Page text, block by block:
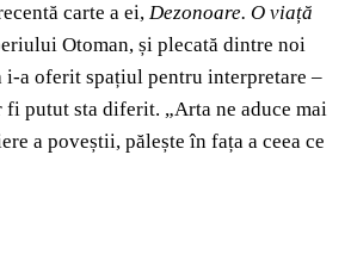
carte a ei, Dezonoare. O viață
Otoman, și plecată dintre noi
i-a oferit spațiul pentru interpretare –
putut sta diferit. „Arta ne aduce mai
a poveștii, pălește în fața a ceea ce